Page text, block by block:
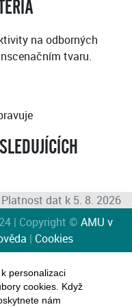
na odborných
tvaru.
Platnost dat k 5. 8. 2026
| Copyright © AMU v
| Cookies
personalizaci
cookies. Když
nám